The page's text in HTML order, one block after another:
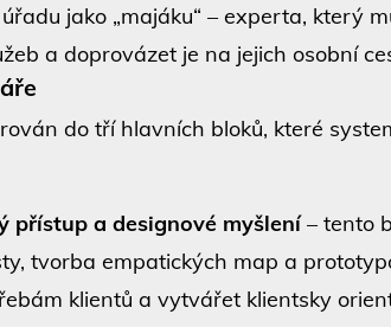
jako „majáku“ – experta, který
a doprovázet je na jejich osobní
do tří hlavních bloků, které
přístup a designové myšlení– tento
tvorba empatických map a
klientů a vytvářet klientsky